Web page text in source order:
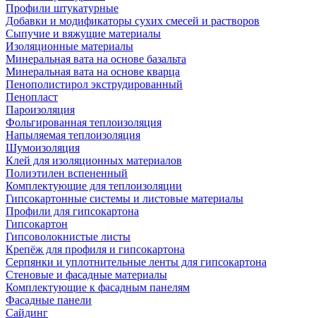
Профили штукатурные
Добавки и модификаторы сухих смесей и растворов
Сыпучие и вяжущие материалы
Изоляционные материалы
Минеральная вата на основе базальта
Минеральная вата на основе кварца
Пенополистирол экструдированный
Пенопласт
Пароизоляция
Фольгированная теплоизоляция
Напыляемая теплоизоляция
Шумоизоляция
Клей для изоляционных материалов
Полиэтилен вспененный
Комплектующие для теплоизоляции
Гипсокартонные системы и листовые материалы
Профили для гипсокартона
Гипсокартон
Гипсоволокнистые листы
Крепёж для профиля и гипсокартона
Серпянки и уплотнительные ленты для гипсокартона
Стеновые и фасадные материалы
Комплектующие к фасадным панелям
Фасадные панели
Сайдинг